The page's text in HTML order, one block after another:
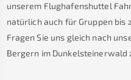
unserem Flughafenshuttel
natürlich auch für Gruppen bis
Fragen Sie uns gleich nach
Bergern im Dunkelsteinerwald